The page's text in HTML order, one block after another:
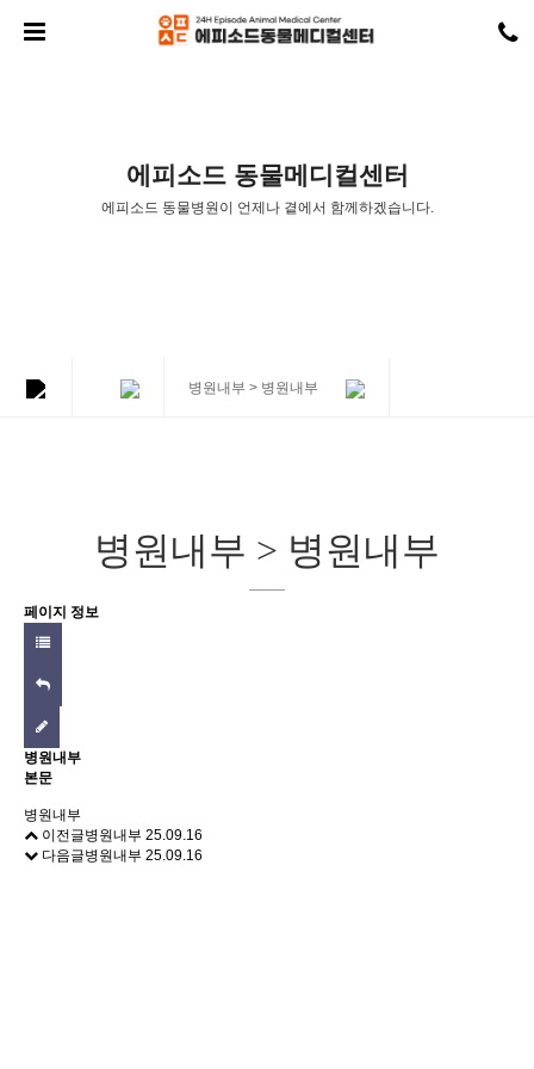
에피소드 동물메디컬센터
에피소드 동물병원이 언제나 곁에서 함께하겠습니다.
병원내부 > 병원내부
병원내부 > 병원내부
페이지 정보
병원내부
본문
병원내부
이전글병원내부 25.09.16
다음글병원내부 25.09.16